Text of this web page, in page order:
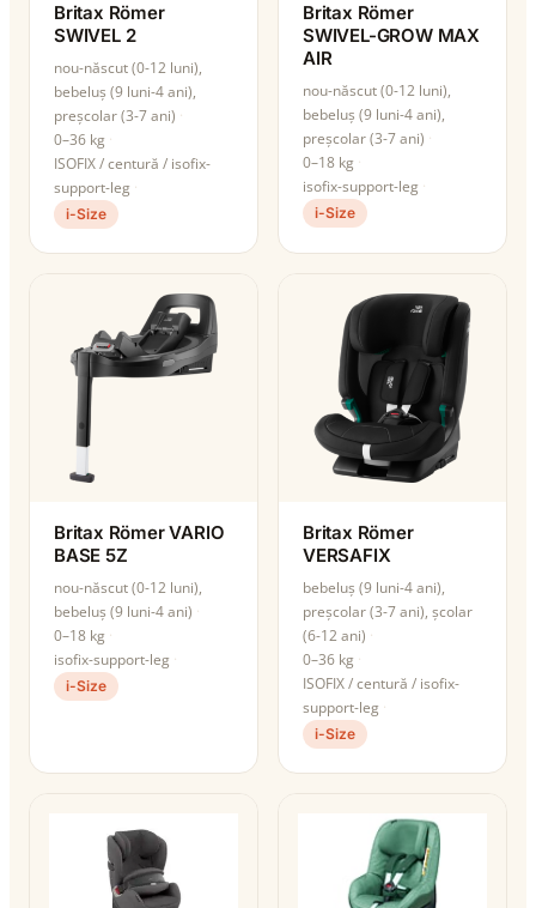
Britax Römer
SWIVEL 2
nou-născut (0-12 luni),
bebeluș (9 luni-4 ani),
preșcolar (3-7 ani)
0–36 kg
ISOFIX / centură / isofix-
support-leg
i-Size
Britax Römer
SWIVEL-GROW MAX
AIR
nou-născut (0-12 luni),
bebeluș (9 luni-4 ani),
preșcolar (3-7 ani)
0–18 kg
isofix-support-leg
i-Size
Britax Römer VARIO
BASE 5Z
nou-născut (0-12 luni),
bebeluș (9 luni-4 ani)
0–18 kg
isofix-support-leg
i-Size
Britax Römer
VERSAFIX
bebeluș (9 luni-4 ani),
preșcolar (3-7 ani), școlar
(6-12 ani)
0–36 kg
ISOFIX / centură / isofix-
support-leg
i-Size